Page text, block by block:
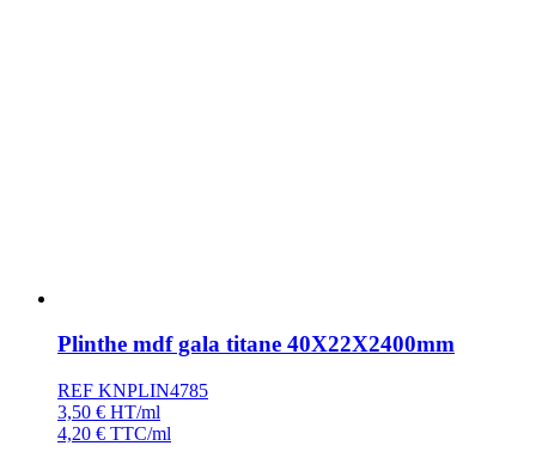
Plinthe mdf gala titane 40X22X2400mm
REF KNPLIN4785
3,50 € HT/ml
4,20 € TTC/ml